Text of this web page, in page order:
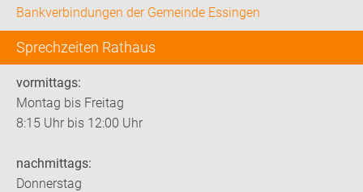
Bankverbindungen der Gemeinde Essingen
Sprechzeiten Rathaus
vormittags:
Montag bis Freitag
8:15 Uhr bis 12:00 Uhr
nachmittags:
Donnerstag